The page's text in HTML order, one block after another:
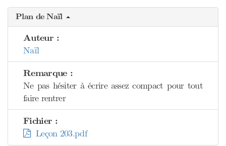
Plan de Naïl
Auteur :
Naïl
Remarque :
Ne pas hésiter à écrire assez compact pour tout
faire rentrer
Fichier :
Leçon 203.pdf